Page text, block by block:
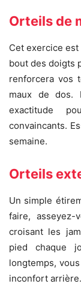
Orteils de
Cet exercice
bout des doigts
renforcera vos
maux de dos.
exactitude
convaincants.
semaine.
Orteils
Un simple
faire,
croisant les
pied chaque
longtemps,
inconfort arrière.